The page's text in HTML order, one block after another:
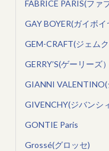
FABRICE PARIS(ファ
GAY BOYER(ガイボイ
GEM-CRAFT(ジェム
GERRY’S(ゲーリーズ）
GIANNI
GIVENCHY(ジバンシ
GONTIE Paris
Grossé(グロッセ)